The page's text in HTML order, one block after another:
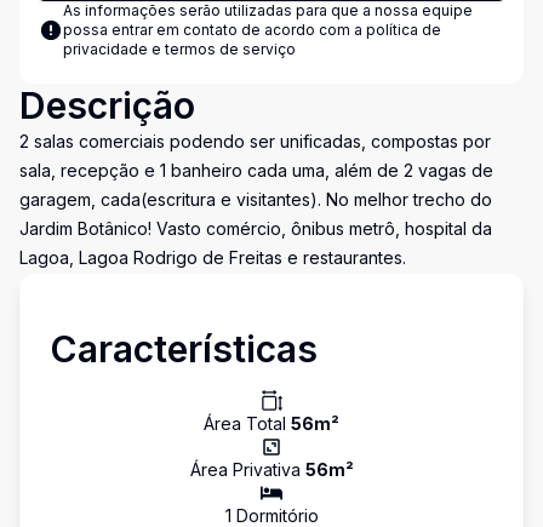
As informações serão utilizadas para que a nossa equipe
possa entrar em contato de acordo com a política de
privacidade e termos de serviço
Descrição
2 salas comerciais podendo ser unificadas, compostas por
sala, recepção e 1 banheiro cada uma, além de 2 vagas de
garagem, cada(escritura e visitantes). No melhor trecho do
Jardim Botânico! Vasto comércio, ônibus metrô, hospital da
Lagoa, Lagoa Rodrigo de Freitas e restaurantes.
Características
Área Total 56m²
Área Privativa 56m²
1 Dormitório